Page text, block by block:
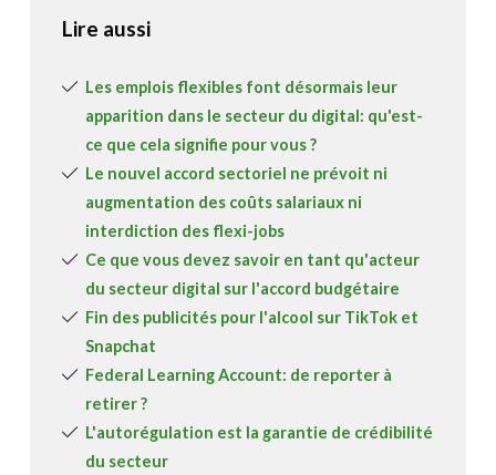
Lire aussi
Les emplois flexibles font désormais leur
apparition dans le secteur du digital: qu'est-
ce que cela signifie pour vous ?
Le nouvel accord sectoriel ne prévoit ni
augmentation des coûts salariaux ni
interdiction des flexi-jobs
Ce que vous devez savoir en tant qu'acteur
du secteur digital sur l'accord budgétaire
Fin des publicités pour l'alcool sur TikTok et
Snapchat
Federal Learning Account: de reporter à
retirer ?
L'autorégulation est la garantie de crédibilité
du secteur